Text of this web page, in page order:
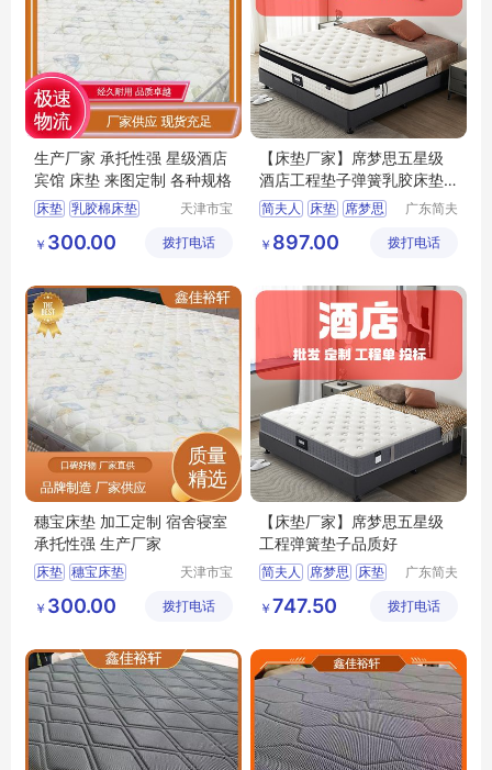
生产厂家 承托性强 星级酒店
宾馆 床垫 来图定制 各种规格
床垫 乳胶棉床垫
床垫厂家
天津市宝
裕轩床垫
￥ 300.00 拨打电话
【床垫厂家】席梦思五星级
酒店工程垫子弹簧乳胶床垫
挺值
简夫人 床垫 席梦思
广东简夫
限公司
￥ 897.00 拨打电话
穗宝床垫 加工定制 宿舍寝室
承托性强 生产厂家
床垫 穗宝床垫
床垫厂家
天津市宝
裕轩床垫
￥ 300.00 拨打电话
【床垫厂家】席梦思五星级
工程弹簧垫子品质好
简夫人 席梦思
床垫
广东简夫
限公司
￥ 747.50 拨打电话